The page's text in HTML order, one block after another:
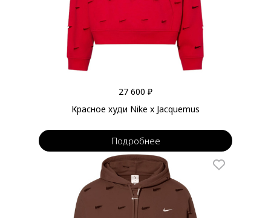
27 600 ₽
Красное худи Nike x Jacquemus
Подробнее